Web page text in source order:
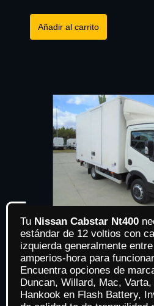
Añadir al carrito
Tu Nissan Cabstar Nt400
estándar de 12 voltios con
izquierda generalmente entre
amperios-hora para
Encuentra opciones de
Duncan, Willard, Mac,
Hankook en Flash Battery,